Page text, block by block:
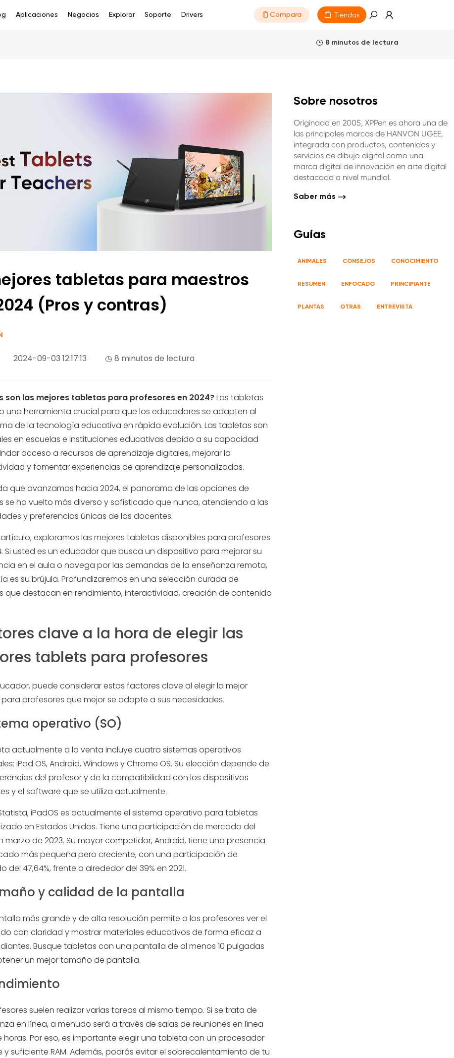
Aplicaciones Negocios Explorar Soporte Drivers Compara Tiendas
8 minutos de lectura
tabletas para maestros
(Pros y contras)
2024-09-03 12:17:13 8 minutos de lectura
son las mejores tabletas para profesores en 2024?Las tabletas
una herramienta crucial para que los educadores se adapten al
de la tecnología educativa en rápida evolución. Las tabletas son
en escuelas e instituciones educativas debido a su capacidad
acceso a recursos de aprendizaje digitales, mejorar la
y fomentar experiencias de aprendizaje personalizadas.
que avanzamos hacia 2024, el panorama de las opciones de
se ha vuelto más diverso y sofisticado que nunca, atendiendo a las
y preferencias únicas de los docentes.
artículo, exploramos las mejores tabletas disponibles para profesores
Si usted es un educador que busca un dispositivo para mejorar su
en el aula o navega por las demandas de la enseñanza remota,
es su brújula. Profundizaremos en una selección curada de
que destacan en rendimiento, interactividad, creación de contenido
clave a la hora de elegir las
tablets para profesores
puede considerar estos factores clave al elegir la mejor
profesores que mejor se adapte a sus necesidades.
operativo (SO)
actualmente a la venta incluye cuatro sistemas operativos
iPad OS, Android, Windows y Chrome OS. Su elección depende de
del profesor y de la compatibilidad con los dispositivos
y el software que se utiliza actualmente.
iPadOS es actualmente el sistema operativo para tabletas
en Estados Unidos. Tiene una participación de mercado del
marzo de 2023. Su mayor competidor, Android, tiene una presencia
más pequeña pero creciente, con una participación de
del 47,64%, frente a alrededor del 39% en 2021.
y calidad de la pantalla
más grande y de alta resolución permite a los profesores ver el
con claridad y mostrar materiales educativos de forma eficaz a
Busque tabletas con una pantalla de al menos 10 pulgadas
un mejor tamaño de pantalla.
suelen realizar varias tareas al mismo tiempo. Si se trata de
en línea, a menudo será a través de salas de reuniones en línea
horas. Por eso, es importante elegir una tableta con un procesador
suficiente RAM. Además, podrás evitar el sobrecalentamiento de tu
Sobre nosotros
Originada en 2005, XPPen es ahora una de
las principales marcas de HANVON UGEE,
integrada con productos, contenidos y
servicios de dibujo digital como una
marca digital de innovación en arte digital
destacada a nivel mundial.
Saber más
Guías
ANIMALES CONSEJOS CONOCIMIENTO
RESUMEN ENFOCADO PRINCIPIANTE
PLANTAS OTRAS ENTREVISTA